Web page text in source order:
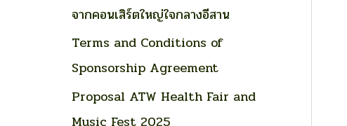
จากคอนเสิร์ตใหญ่ใจกลางอีสาน
Terms and Conditions of
Sponsorship Agreement
Proposal ATW Health Fair and
Music Fest 2025